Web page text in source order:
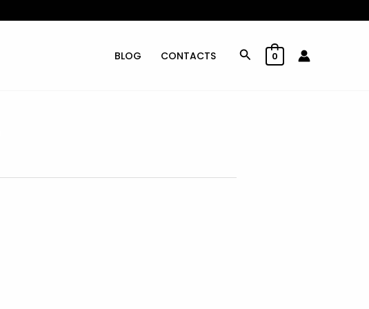
BLOG CONTACTS Rechercher
0